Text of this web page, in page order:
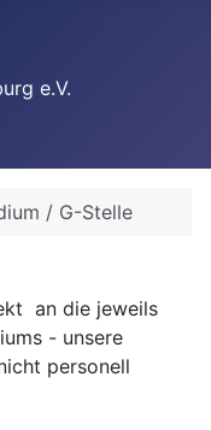
e.V.
/ G-Stelle
an die jeweils
- unsere
personell